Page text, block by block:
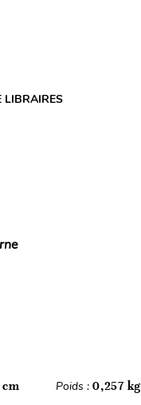
LIBRAIRES
cm Poids :0,257 kg